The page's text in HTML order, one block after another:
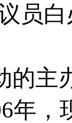
员
的主
年，